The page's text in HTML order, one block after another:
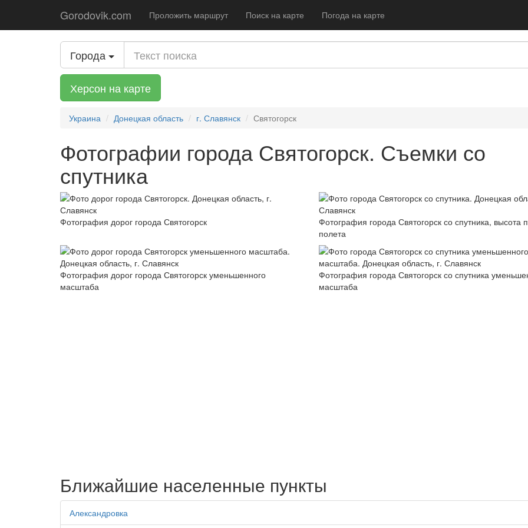
Gorodovik.com Проложить маршрут Поиск на карте Погода на карте
Города
Херсон на карте
Украина Донецкая область г. Славянск Святогорск
Фотографии города Святогорск. Съемки со
спутника
Фотография дорог города Святогорск
Фотография города Святогорск со спутника, высота
полета
Фотография дорог города Святогорск уменьшенного
масштаба
Фотография города Святогорск со спутника
масштаба
Ближайшие населенные пункты
Александровка